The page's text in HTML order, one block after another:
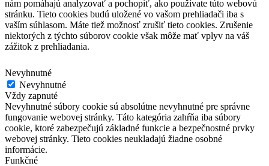
nám pomáhajú analyzovať a pochopiť, ako používate túto webovú
stránku. Tieto cookies budú uložené vo vašom prehliadači iba s
vaším súhlasom. Máte tiež možnosť zrušiť tieto cookies. Zrušenie
niektorých z týchto súborov cookie však môže mať vplyv na váš
zážitok z prehliadania.
Nevyhnutné
Nevyhnutné
Vždy zapnuté
Nevyhnutné súbory cookie sú absolútne nevyhnutné pre správne
fungovanie webovej stránky. Táto kategória zahŕňa iba súbory
cookie, ktoré zabezpečujú základné funkcie a bezpečnostné prvky
webovej stránky. Tieto cookies neukladajú žiadne osobné
informácie.
Funkčné